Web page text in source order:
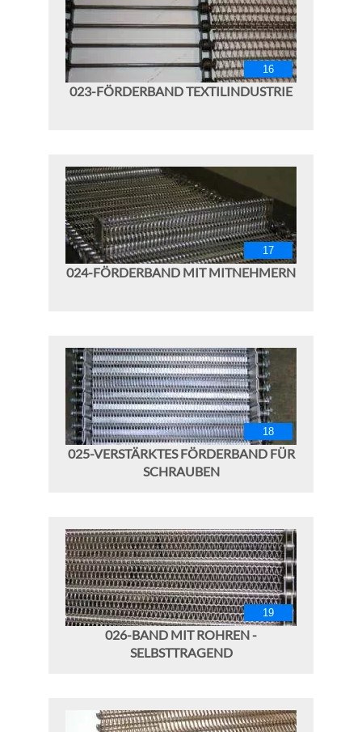
023-FÖRDERBAND TEXTILINDUSTRIE
024-FÖRDERBAND MIT MITNEHMERN
025-VERSTÄRKTES FÖRDERBAND FÜR
SCHRAUBEN
026-BAND MIT ROHREN -
SELBSTTRAGEND